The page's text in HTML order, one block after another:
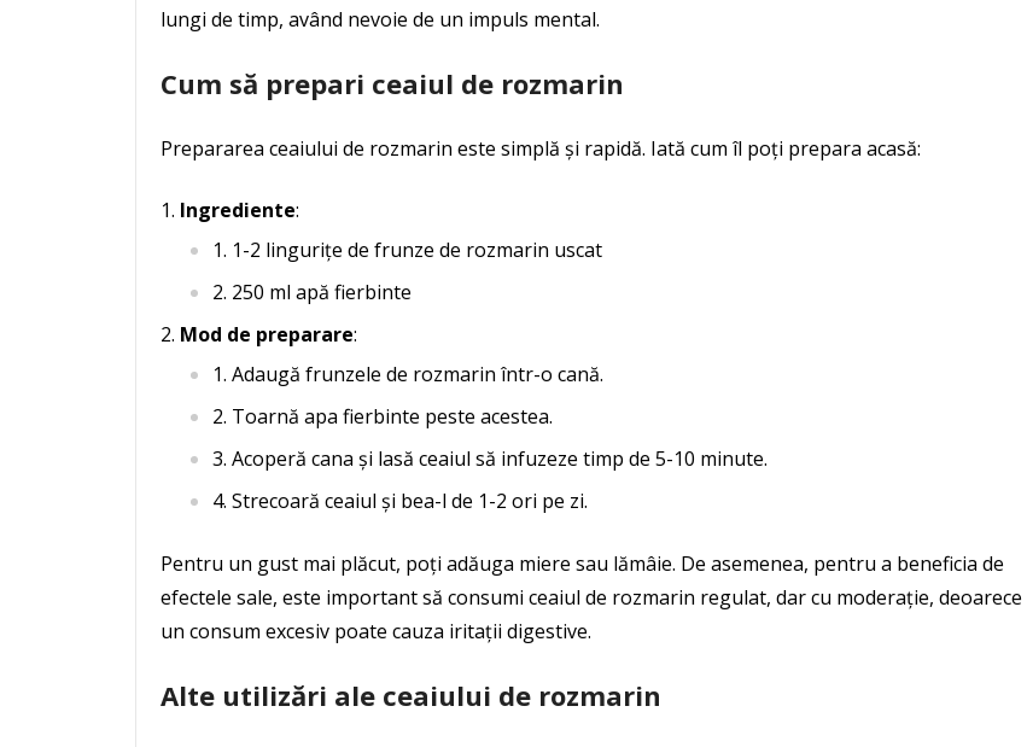
lungi de timp, având nevoie de un impuls mental.
Cum să prepari ceaiul de rozmarin
Prepararea ceaiului de rozmarin este simplă și rapidă. Iată cum îl poți prepara acasă:
Ingrediente:
1-2 lingurițe de frunze de rozmarin uscat
250 ml apă fierbinte
Mod de preparare:
Adaugă frunzele de rozmarin într-o cană.
Toarnă apa fierbinte peste acestea.
Acoperă cana și lasă ceaiul să infuzeze timp de 5-10 minute.
Strecoară ceaiul și bea-l de 1-2 ori pe zi.
Pentru un gust mai plăcut, poți adăuga miere sau lămâie. De asemenea, pentru a beneficia de
efectele sale, este important să consumi ceaiul de rozmarin regulat, dar cu moderație, deoarece
un consum excesiv poate cauza iritații digestive.
Alte utilizări ale ceaiului de rozmarin